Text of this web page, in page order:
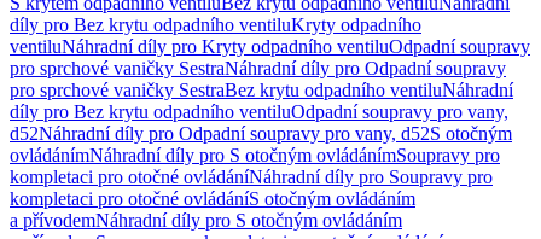
díly pro Bez krytu odpadního ventiluKryty odpadního
ventiluNáhradní díly pro Kryty odpadního ventiluOdpadní soupravy
pro sprchové vaničky SestraNáhradní díly pro Odpadní soupravy
pro sprchové vaničky SestraBez krytu odpadního ventiluNáhradní
díly pro Bez krytu odpadního ventiluOdpadní soupravy pro vany,
d52Náhradní díly pro Odpadní soupravy pro vany, d52S otočným
ovládánímNáhradní díly pro S otočným ovládánímSoupravy pro
kompletaci pro otočné ovládáníNáhradní díly pro Soupravy pro
kompletaci pro otočné ovládáníS otočným ovládáním
a přívodemNáhradní díly pro S otočným ovládáním